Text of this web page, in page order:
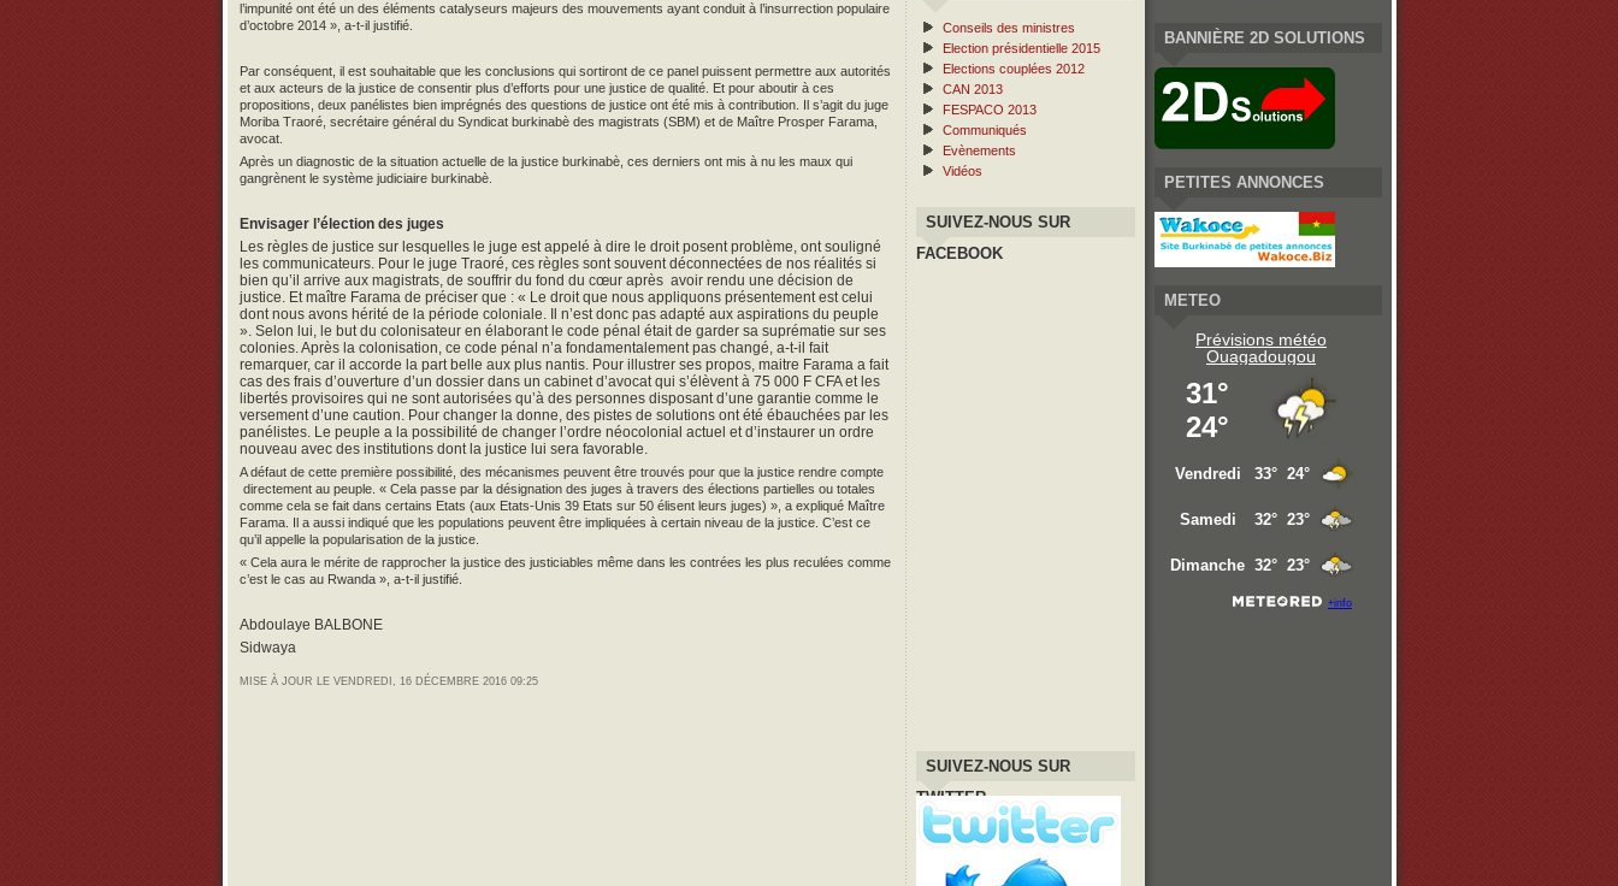
l’impunité ont été un des éléments catalyseurs majeurs des mouvements ayant conduit à l’insurrection populaire
d’octobre 2014 », a-t-il justifié.
Par conséquent, il est souhaitable que les conclusions qui sortiront de ce panel puissent permettre aux autorités
et aux acteurs de la justice de consentir plus d’efforts pour une justice de qualité. Et pour aboutir à ces
propositions, deux panélistes bien imprégnés des questions de justice ont été mis à contribution. Il s’agit du juge
Moriba Traoré, secrétaire général du Syndicat burkinabè des magistrats (SBM) et de Maître Prosper Farama,
avocat.
Après un diagnostic de la situation actuelle de la justice burkinabè, ces derniers ont mis à nu les maux qui
gangrènent le système judiciaire burkinabè.
Envisager l’élection des juges
Les règles de justice sur lesquelles le juge est appelé à dire le droit posent problème, ont souligné
les communicateurs. Pour le juge Traoré, ces règles sont souvent déconnectées de nos réalités si
bien qu’il arrive aux magistrats, de souffrir du fond du cœur après avoir rendu une décision de
justice. Et maître Farama de préciser que : « Le droit que nous appliquons présentement est celui
dont nous avons hérité de la période coloniale. Il n’est donc pas adapté aux aspirations du peuple
». Selon lui, le but du colonisateur en élaborant le code pénal était de garder sa suprématie sur ses
colonies. Après la colonisation, ce code pénal n’a fondamentalement pas changé, a-t-il fait
remarquer, car il accorde la part belle aux plus nantis. Pour illustrer ses propos, maitre Farama a fait
cas des frais d’ouverture d’un dossier dans un cabinet d’avocat qui s’élèvent à 75 000 F CFA et les
libertés provisoires qui ne sont autorisées qu’à des personnes disposant d’une garantie comme le
versement d’une caution. Pour changer la donne, des pistes de solutions ont été ébauchées par les
panélistes. Le peuple a la possibilité de changer l’ordre néocolonial actuel et d’instaurer un ordre
nouveau avec des institutions dont la justice lui sera favorable.
A défaut de cette première possibilité, des mécanismes peuvent être trouvés pour que la justice rendre compte
directement au peuple. « Cela passe par la désignation des juges à travers des élections partielles ou totales
comme cela se fait dans certains Etats (aux Etats-Unis 39 Etats sur 50 élisent leurs juges) », a expliqué Maître
Farama. Il a aussi indiqué que les populations peuvent être impliquées à certain niveau de la justice. C’est ce
qu’il appelle la popularisation de la justice.
« Cela aura le mérite de rapprocher la justice des justiciables même dans les contrées les plus reculées comme
c’est le cas au Rwanda », a-t-il justifié.
Abdoulaye BALBONE
Sidwaya
MISE À JOUR LE VENDREDI, 16 DÉCEMBRE 2016 09:25
Conseils des ministres
Election présidentielle 2015
Elections couplées 2012
CAN 2013
FESPACO 2013
Communiqués
Evènements
Vidéos
SUIVEZ-NOUS SUR
FACEBOOK
SUIVEZ-NOUS SUR
TWITTER
BANNIÈRE 2D SOLUTIONS
PETITES ANNONCES
METEO
Prévisions météo
Ouagadougou